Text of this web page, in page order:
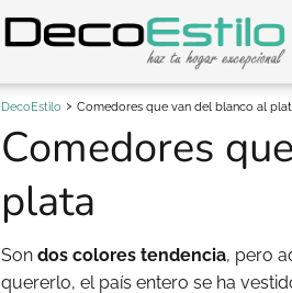
DecoEstilo Comedores que van del blanco al
Comedores
plata
Son dos colores tendencia, pero
quererlo, el país entero se ha